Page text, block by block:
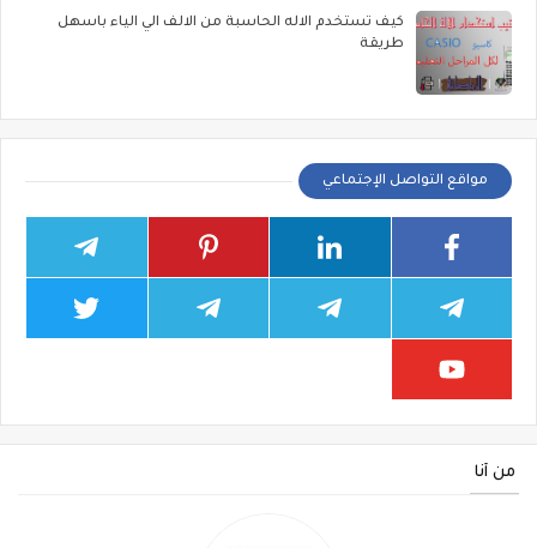
كيف تستخدم الاله الحاسبة من الالف الي الياء باسهل
طريقة
مواقع التواصل الإجتماعي
من أنا